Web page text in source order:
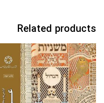
عملی
مدیریت
افراد
(2
جلدی)
quantity
Related products